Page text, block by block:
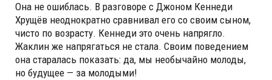
Она не ошиблась. В разговоре с Джоном Кеннеди
Хрущёв неоднократно сравнивал его со своим сыном,
чисто по возрасту. Кеннеди это очень напрягло.
Жаклин же напрягаться не стала. Своим поведением
она старалась показать: да, мы необычайно молоды,
но будущее — за молодыми!